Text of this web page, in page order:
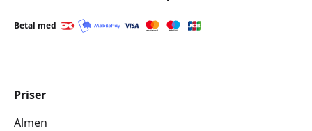
Betal med
Priser
Almen